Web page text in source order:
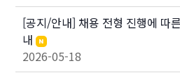
[공지/안내] 채용 전형 진행에 따
내
2026-05-18